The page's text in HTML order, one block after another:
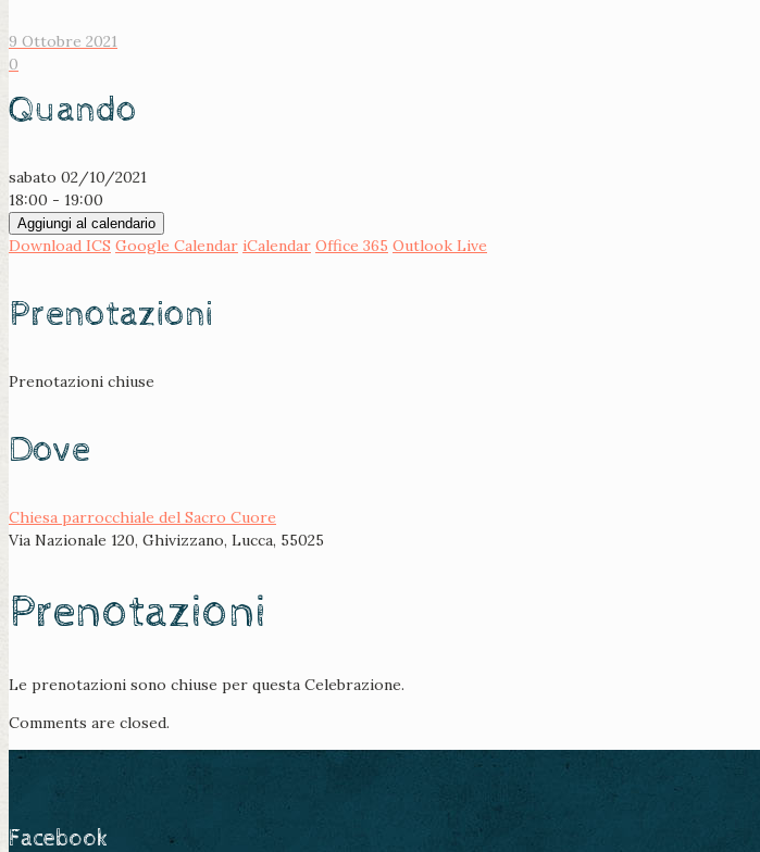
9 Ottobre 2021
0
Quando
sabato 02/10/2021
18:00 - 19:00
Aggiungi al calendario
Download ICS Google Calendar iCalendar Office 365 Outlook Live
Prenotazioni
Prenotazioni chiuse
Dove
Chiesa parrocchiale del Sacro Cuore
Via Nazionale 120, Ghivizzano, Lucca, 55025
Prenotazioni
Le prenotazioni sono chiuse per questa Celebrazione.
Comments are closed.
Facebook